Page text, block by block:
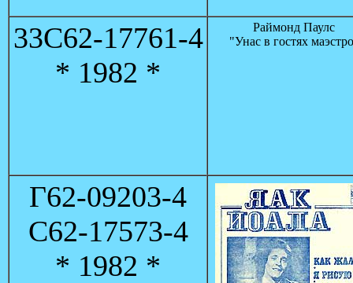
33С62-17761-4
* 1982 *
Раймонд Паулс
"Унас в гостях
Г62-09203-4
C62-17573-4
* 1982 *